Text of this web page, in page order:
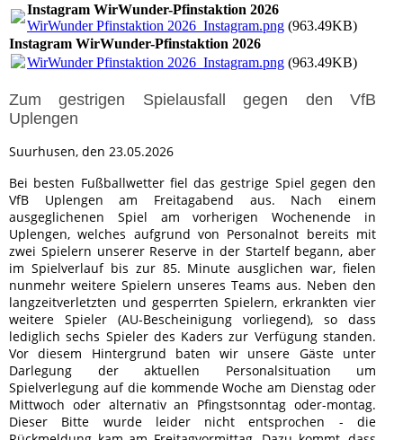
Instagram WirWunder-Pfinstaktion 2026
WirWunder Pfinstaktion 2026_Instagram.png (963.49KB)
Instagram WirWunder-Pfinstaktion 2026
WirWunder Pfinstaktion 2026_Instagram.png (963.49KB)
Zum gestrigen Spielausfall gegen den VfB
Uplengen
Suurhusen, den 23.05.2026
Bei besten Fußballwetter fiel das gestrige Spiel gegen den
VfB Uplengen am Freitagabend aus. Nach einem
ausgeglichenen Spiel am vorherigen Wochenende in
Uplengen, welches aufgrund von Personalnot bereits mit
zwei Spielern unserer Reserve in der Startelf begann, aber
im Spielverlauf bis zur 85. Minute ausglichen war, fielen
nunmehr weitere Spielern unseres Teams aus. Neben den
langzeitverletzten und gesperrten Spielern, erkrankten vier
weitere Spieler (AU-Bescheinigung vorliegend), so dass
lediglich sechs Spieler des Kaders zur Verfügung standen.
Vor diesem Hintergrund baten wir unsere Gäste unter
Darlegung der aktuellen Personalsituation um
Spielverlegung auf die kommende Woche am Dienstag oder
Mittwoch oder alternativ an Pfingstsonntag oder-montag.
Dieser Bitte wurde leider nicht entsprochen - die